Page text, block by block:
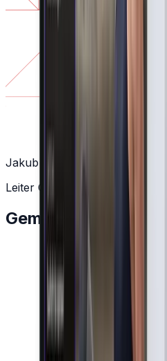
Jakub Bílý
Leiter Geschäftsentwicklung
Gemeinsam zu